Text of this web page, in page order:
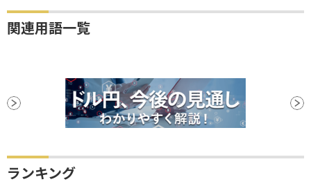
関連用語一覧
ランキング